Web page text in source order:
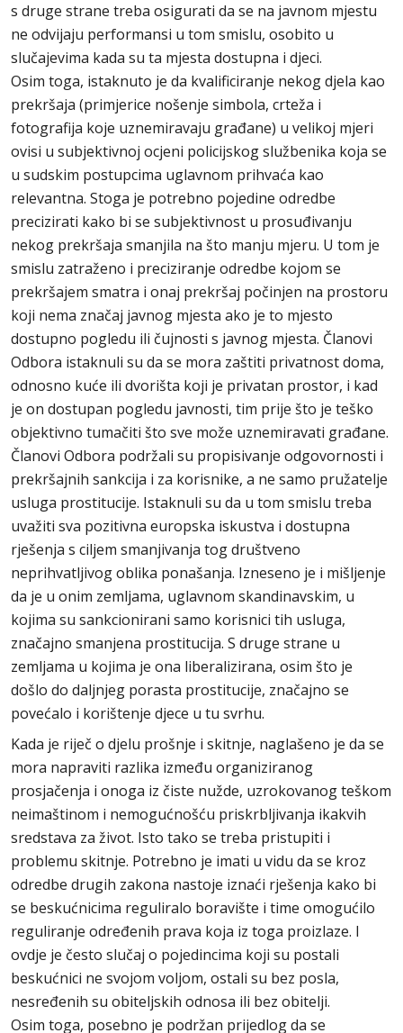
s druge strane treba osigurati da se na javnom mjestu
ne odvijaju performansi u tom smislu, osobito u
slučajevima kada su ta mjesta dostupna i djeci.
Osim toga, istaknuto je da kvalificiranje nekog djela kao
prekršaja (primjerice nošenje simbola, crteža i
fotografija koje uznemiravaju građane) u velikoj mjeri
ovisi u subjektivnoj ocjeni policijskog službenika koja se
u sudskim postupcima uglavnom prihvaća kao
relevantna. Stoga je potrebno pojedine odredbe
precizirati kako bi se subjektivnost u prosuđivanju
nekog prekršaja smanjila na što manju mjeru. U tom je
smislu zatraženo i preciziranje odredbe kojom se
prekršajem smatra i onaj prekršaj počinjen na prostoru
koji nema značaj javnog mjesta ako je to mjesto
dostupno pogledu ili čujnosti s javnog mjesta. Članovi
Odbora istaknuli su da se mora zaštiti privatnost doma,
odnosno kuće ili dvorišta koji je privatan prostor, i kad
je on dostupan pogledu javnosti, tim prije što je teško
objektivno tumačiti što sve može uznemiravati građane.
Članovi Odbora podržali su propisivanje odgovornosti i
prekršajnih sankcija i za korisnike, a ne samo pružatelje
usluga prostitucije. Istaknuli su da u tom smislu treba
uvažiti sva pozitivna europska iskustva i dostupna
rješenja s ciljem smanjivanja tog društveno
neprihvatljivog oblika ponašanja. Izneseno je i mišljenje
da je u onim zemljama, uglavnom skandinavskim, u
kojima su sankcionirani samo korisnici tih usluga,
značajno smanjena prostitucija. S druge strane u
zemljama u kojima je ona liberalizirana, osim što je
došlo do daljnjeg porasta prostitucije, značajno se
povećalo i korištenje djece u tu svrhu.
Kada je riječ o djelu prošnje i skitnje, naglašeno je da se
mora napraviti razlika između organiziranog
prosjačenja i onoga iz čiste nužde, uzrokovanog teškom
neimaštinom i nemogućnošću priskrbljivanja ikakvih
sredstava za život. Isto tako se treba pristupiti i
problemu skitnje. Potrebno je imati u vidu da se kroz
odredbe drugih zakona nastoje iznaći rješenja kako bi
se beskućnicima reguliralo boravište i time omogućilo
reguliranje određenih prava koja iz toga proizlaze. I
ovdje je često slučaj o pojedincima koji su postali
beskućnici ne svojom voljom, ostali su bez posla,
nesređenih su obiteljskih odnosa ili bez obitelji.
Osim toga, posebno je podržan prijedlog da se